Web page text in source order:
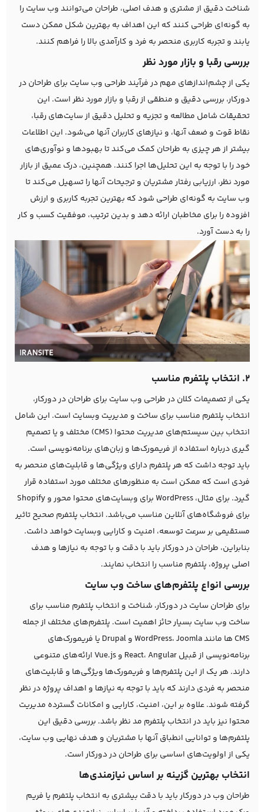
شناخت دقیق از مشتری و هدف اصلی، طراحان می‌توانند وب سایت را
به گونه‌ای طراحی کنند که این اهداف به بهترین شکل ممکن دست
یابند و تجربه کاربری منحصر به فرد و کارآمدی بالا را فراهم کنند.
بررسی رقبا و بازار مورد نظر
یکی از چشم‌اندازهای مهم در فرآیند طراحی وب سایت برای طراحان در
دورکار، بررسی دقیق و منطقی از رقبا و بازار مورد نظر است. این
تحقیقات شامل مطالعه و تجزیه و تحلیل دقیق از سایت‌های رقبا،
نقاط قوت و ضعف آنها، و نیازهای کاربران آنها می‌شود. این اطلاعات
بیشتر از هر چیزی به طراحان کمک می‌کند تا بهبودها و نوآوری‌های
خود را با توجه به این تحلیل‌ها اجرا کنند. همچنین، درک عمیق از بازار
مورد نظر، ارزیابی رفتار مشتریان و ترجیحات آنها را تسهیل می‌کند تا
وب سایت به گونه‌ای طراحی شود که بهترین تجربه کاربری و ارزش
افزوده را برای مخاطبان ارائه دهد و بدین ترتیب، موفقیت کسب و کار
را به دست آورد.
2. انتخاب پلتفرم مناسب
یکی از تصمیمات کلان در طراحی وب سایت برای طراحان در دورکار،
انتخاب پلتفرم مناسب برای ساخت و مدیریت وبسایت است. این شامل
انتخاب بین سیستم‌های مدیریت محتوا (CMS) مختلف و یا تصمیم
گیری درباره استفاده از فریمورک‌ها و زبان‌های برنامه‌نویسی است.
باید توجه داشت که هر پلتفرم دارای ویژگی‌ها و قابلیت‌های منحصر به
فردی است که ممکن است به منظورهای مختلف مورد استفاده قرار
گیرد. برای مثال، WordPress برای وبسایت‌های محتوا محور و Shopify
برای فروشگاه‌های آنلاین مناسب می‌باشد. انتخاب پلتفرم صحیح تاثیر
مستقیمی بر سرعت توسعه، امنیت و کارایی وبسایت خواهد داشت.
بنابراین، طراحان در دورکار باید با دقت و با توجه به نیازها و هدف
اصلی پروژه، پلتفرم مناسب را انتخاب نمایند.
بررسی انواع پلتفرم‌های ساخت وب سایت
برای طراحان سایت در دورکار، شناخت و انتخاب پلتفرم مناسب برای
ساخت وب سایت بسیار حائز اهمیت است. پلتفرم‌های مختلف از جمله
CMS ها مانند WordPress، Joomla و Drupal یا فریمورک‌های
برنامه‌نویسی از قبیل React، Angular و Vue.js ارائه‌های متنوعی
دارند. هر یک از این پلتفرم‌ها و فریمورک‌ها ویژگی‌ها و قابلیت‌های
منحصر به فردی دارند که باید با توجه به نیازها و اهداف پروژه در نظر
گرفته شوند. علاوه بر این، امنیت، کارایی و امکانات گسترده مدیریت
محتوا نیز باید در انتخاب پلتفرم مد نظر باشد. بررسی دقیق این
پلتفرم‌ها و توانایی انطباق آنها با مشتریان و هدف نهایی وب سایت،
یکی از اولویت‌های اساسی برای طراحان در دورکار است.
انتخاب بهترین گزینه بر اساس نیازمندی‌ها
طراحان وب در دورکار باید با دقت بیشتری به انتخاب پلتفرم یا فریم